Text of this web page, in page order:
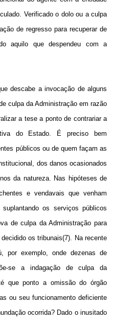
Verificado o dolo ou a culpa
de regresso para recuperar de
aquilo que despendeu com a
descabe a invocação de alguns
culpa da Administração em razão
a tese a ponto de contrariar a
do Estado. É preciso bem
públicos ou de quem façam as
dos danos ocasionados
da natureza. Nas hipóteses de
e vendavais que venham
os serviços públicos
de culpa da Administração para
os tribunais(7). Na recente
por exemplo, onde dezenas de
se a indagação de culpa da
que ponto a omissão do órgão
ou seu funcionamento deficiente
ocorrida? Dado o inusitado